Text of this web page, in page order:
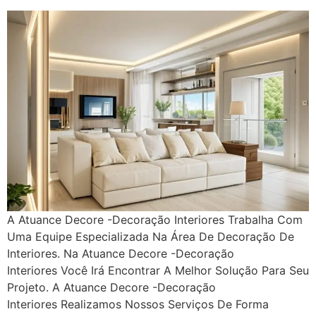
A Atuance Decore -Decoração Interiores Trabalha Com
Uma Equipe Especializada Na Área De Decoração De
Interiores. Na Atuance Decore -Decoração
Interiores Você Irá Encontrar A Melhor Solução Para Seu
Projeto. A Atuance Decore -Decoração
Interiores Realizamos Nossos Serviços De Forma